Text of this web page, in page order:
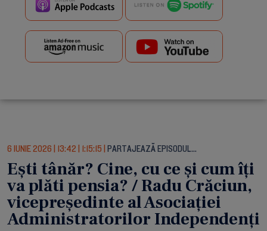
6 IUNIE 2026 13:42 1:15:15 PARTAJEAZĂ EPISODUL…
Ești tânăr? Cine, cu ce și cum îți
va plăti pensia? / Radu Crăciun,
vicepreședinte al Asociației
Administratorilor Independenți